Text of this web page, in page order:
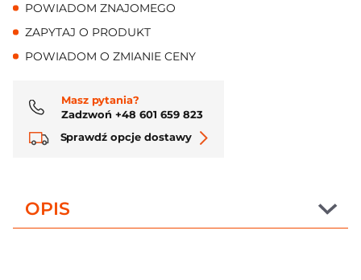
POWIADOM ZNAJOMEGO
ZAPYTAJ O PRODUKT
POWIADOM O ZMIANIE CENY
Masz pytania?
Zadzwoń +48 601 659 823
Sprawdź opcje dostawy
OPIS